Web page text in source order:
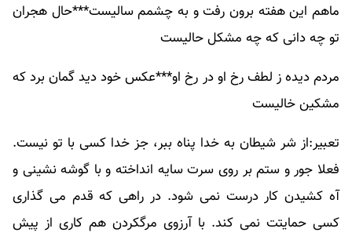
ماهم این هفته برون رفت و به چشمم سالیست***حال هجران
تو چه دانی که چه مشکل حالیست
مردم دیده ز لطف رخ او در رخ او***عکس خود دید گمان برد که
مشکین خالیست
تعبیر:از شر شیطان به خدا پناه ببر، جز خدا کسی با تو نیست.
فعلا جور و ستم بر روی سرت سایه انداخته و با گوشه نشینی و
آه کشیدن کار درست نمی شود. در راهی که قدم می گذاری
کسی حمایتت نمی کند. با آرزوی مرگکردن هم کاری از پیش